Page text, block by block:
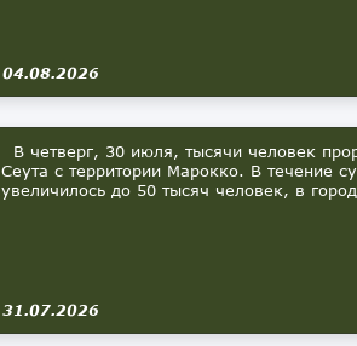
04.08.2026
В четверг, 30 июля, тысячи человек
Сеута с территории Марокко. В течение
увеличилось до 50 тысяч человек, в
31.07.2026